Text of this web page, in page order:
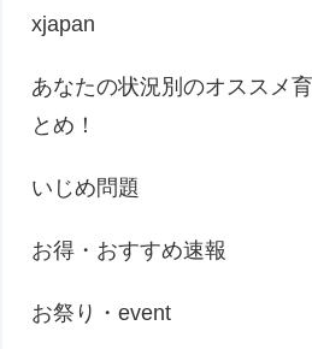
xjapan
あなたの状況別のオススメ
とめ！
いじめ問題
お得・おすすめ速報
お祭り・event